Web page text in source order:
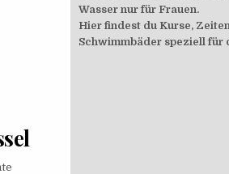
Wasser nur für Frauen.
Hier findest du Kurse,
Schwimmbäder speziell für